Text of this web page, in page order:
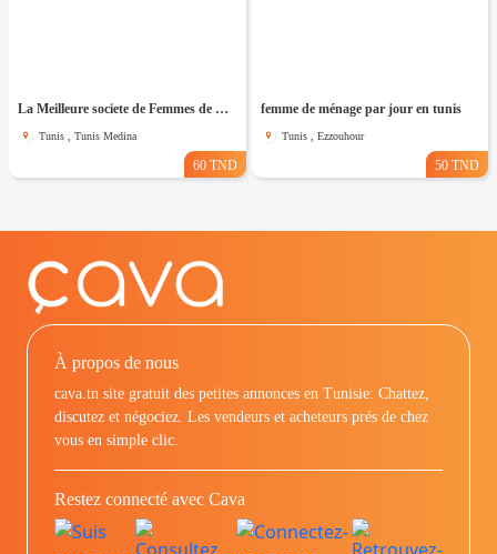
La Meilleure societe de Femmes de Ménage A Tunis
Tunis , Tunis Medina
60 TND
femme de ménage par jour en tunis
Tunis , Ezzouhour
50 TND
À propos de nous
cava.tn site gratuit des petites annonces en Tunisie: Chattez,
discutez et négociez. Les vendeurs et acheteurs prés de chez
vous en simple clic.
Restez connecté avec Cava